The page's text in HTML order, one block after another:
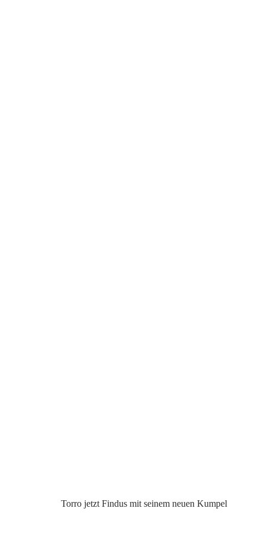
Torro jetzt Findus mit seinem neuen Kumpel